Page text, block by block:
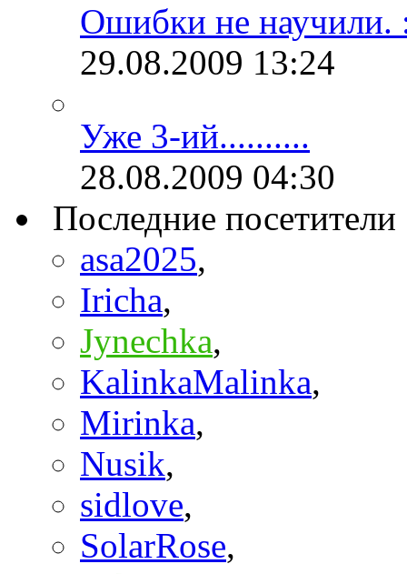
Ошибки не научили.
29.08.2009 13:24
Уже 3-ий..........
28.08.2009 04:30
Последние посетители
asa2025,
Iricha,
Jynechka,
KalinkaMalinka,
Mirinka,
Nusik,
sidlove,
SolarRose,